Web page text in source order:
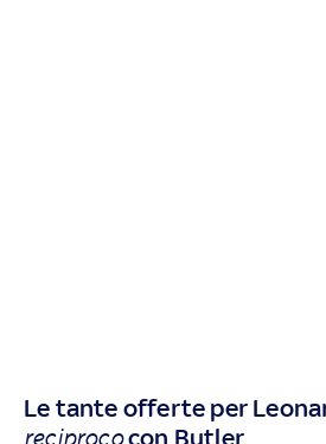
Le tante offerte per
reciprococon Butler